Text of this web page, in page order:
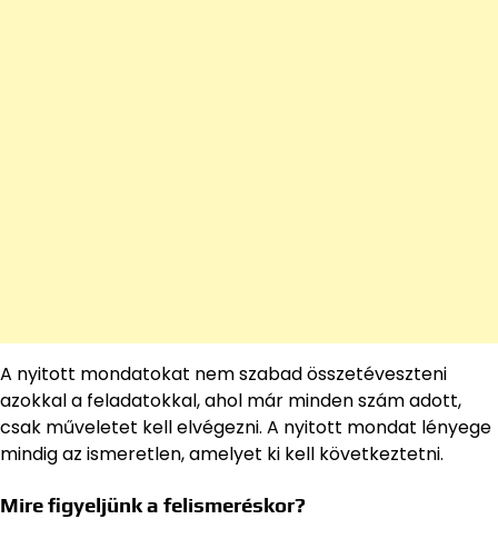
A nyitott mondatokat nem szabad összetéveszteni
azokkal a feladatokkal, ahol már minden szám adott,
csak műveletet kell elvégezni. A nyitott mondat lényege
mindig az ismeretlen, amelyet ki kell következtetni.
Mire figyeljünk a felismeréskor?